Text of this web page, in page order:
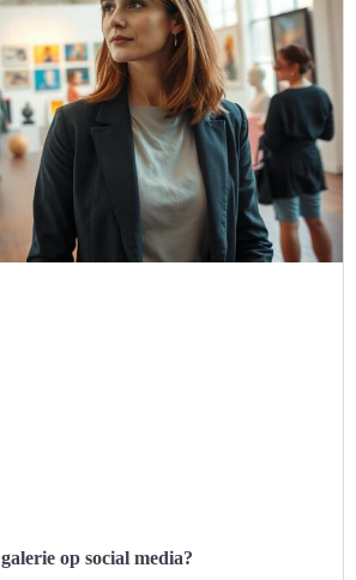
op social media?